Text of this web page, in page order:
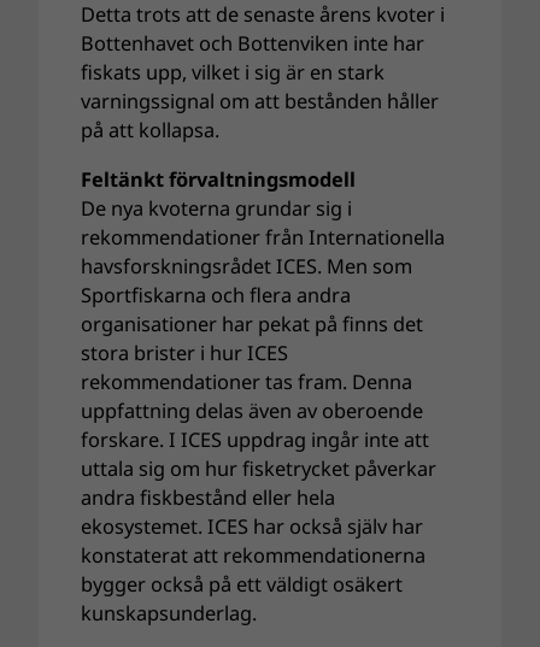
Detta trots att de senaste årens kvoter i
Bottenhavet och Bottenviken inte har
fiskats upp, vilket i sig är en stark
varningssignal om att bestånden håller
på att kollapsa.
Feltänkt förvaltningsmodell
De nya kvoterna grundar sig i
rekommendationer från Internationella
havsforskningsrådet ICES. Men som
Sportfiskarna och flera andra
organisationer har pekat på finns det
stora brister i hur ICES
rekommendationer tas fram. Denna
uppfattning delas även av oberoende
forskare. I ICES uppdrag ingår inte att
uttala sig om hur fisketrycket påverkar
andra fiskbestånd eller hela
ekosystemet. ICES har också själv har
konstaterat att rekommendationerna
bygger också på ett väldigt osäkert
kunskapsunderlag.